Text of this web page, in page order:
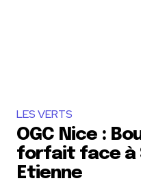
LES VERTS
OGC Nice :
forfait face à
Etienne